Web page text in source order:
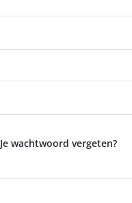
Je wachtwoord vergeten?